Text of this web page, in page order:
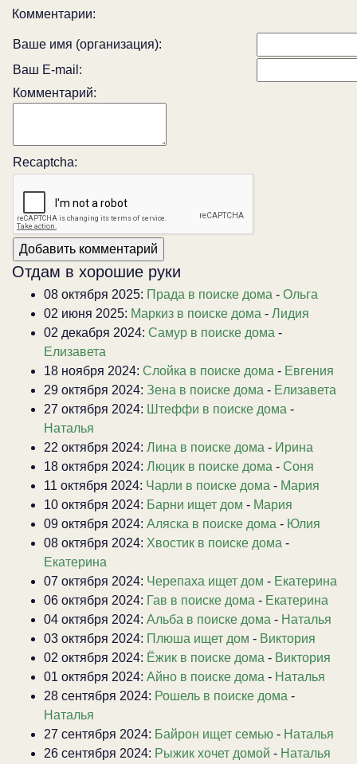
Комментарии:
Ваше имя (организация):
Ваш E-mail:
Комментарий:
Recaptcha:
Отдам в хорошие руки
08 октября 2025: Прада в поиске дома - Ольга
02 июня 2025: Маркиз в поиске дома - Лидия
02 декабря 2024: Самур в поиске дома -
Елизавета
18 ноября 2024: Слойка в поиске дома - Евгения
29 октября 2024: Зена в поиске дома - Елизавета
27 октября 2024: Штеффи в поиске дома -
Наталья
22 октября 2024: Лина в поиске дома - Ирина
18 октября 2024: Люцик в поиске дома - Соня
11 октября 2024: Чарли в поиске дома - Мария
10 октября 2024: Барни ищет дом - Мария
09 октября 2024: Аляска в поиске дома - Юлия
08 октября 2024: Хвостик в поиске дома -
Екатерина
07 октября 2024: Черепаха ищет дом - Екатерина
06 октября 2024: Гав в поиске дома - Екатерина
04 октября 2024: Альба в поиске дома - Наталья
03 октября 2024: Плюша ищет дом - Виктория
02 октября 2024: Ёжик в поиске дома - Виктория
01 октября 2024: Айно в поиске дома - Наталья
28 сентября 2024: Рошель в поиске дома -
Наталья
27 сентября 2024: Байрон ищет семью - Наталья
26 сентября 2024: Рыжик хочет домой - Наталья